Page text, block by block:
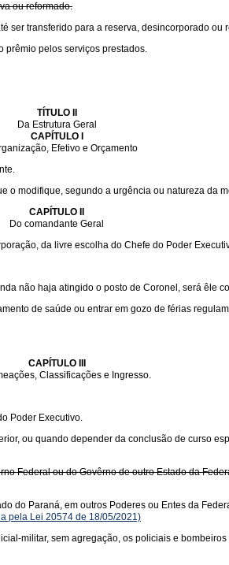
ou reformado.
ser transferido para a reserva, desincorporado ou
prêmio pelos serviços prestados.
TÍTULO II
Da Estrutura Geral
CAPÍTULO I
Efetivo e Orçamento
o modifique, segundo a urgência ou natureza da
CAPÍTULO II
Do comandante Geral
da livre escolha do Chefe do Poder
não haja atingido o posto de Coronel, será êle
de saúde ou entrar em gozo de férias
CAPÍTULO III
Classificações e Ingresso.
Poder Executivo.
ou quando depender da conclusão de curso
Federal ou do Govêrno de outro Estado da
do Paraná, em outros Poderes ou Entes da
pela Lei 20574 de 18/05/2021)
militar, sem agregação, os policiais e